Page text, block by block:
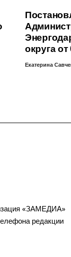
округа
Екатерина
«ЗАМЕДИА»
редакции